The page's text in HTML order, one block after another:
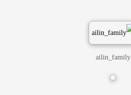
ailin_family